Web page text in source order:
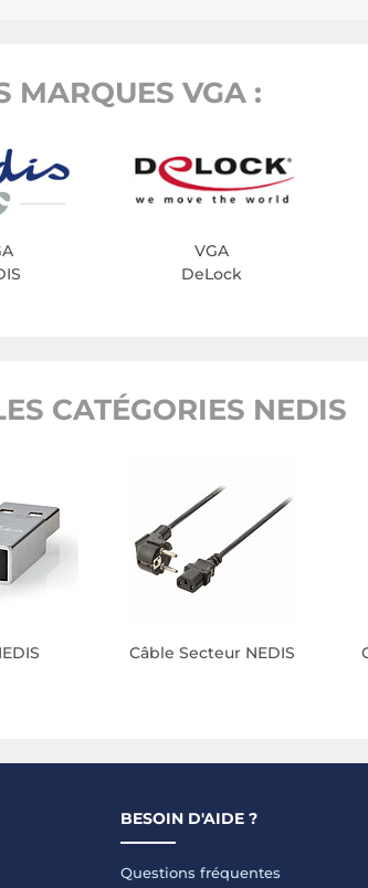
MARQUES VGA :
VGA
DeLock
CATÉGORIES NEDIS
Câble Secteur NEDIS
BESOIN D'AIDE ?
Questions fréquentes